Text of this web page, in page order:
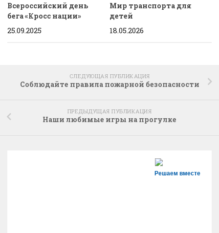
Всероссийский день
бега «Кросс нации»
25.09.2025
Мир транспорта для
детей
18.05.2026
СЛЕДУЮЩАЯ ПУБЛИКАЦИЯ
Соблюдайте правила пожарной безопасности
ПРЕДЫДУЩАЯ ПУБЛИКАЦИЯ
Наши любимые игры на прогулке
Решаем вместе